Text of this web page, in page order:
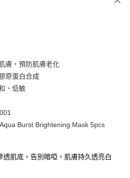
或以上免運費
1-3個工作天送達
膚，預防肌膚老化
原蛋白合成
、低敏
Burst Brightening Mask 5pcs
透肌底，告別暗啞，肌膚持久透亮白